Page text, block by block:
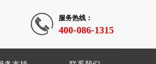
服务热线：
400-086-1315